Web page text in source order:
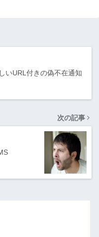
URL付きの偽不在通知
次の記事